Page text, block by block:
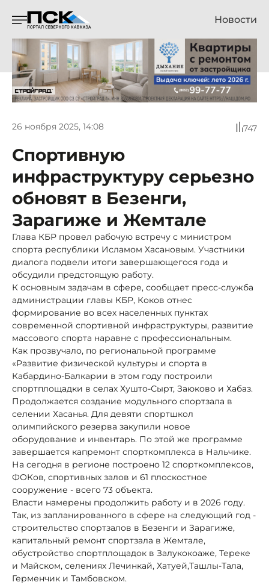
Новости
26 ноября 2025, 14:08 747
Спортивную
инфраструктуру серьезно
обновят в Безенги,
Зарагиже и Жемтале
Глава КБР провел рабочую встречу с министром
спорта республики Исламом Хасановым. Участники
диалога подвели итоги завершающегося года и
обсудили предстоящую работу.
К основным задачам в сфере, сообщает пресс-служба
администрации главы КБР, Коков отнес
формирование во всех населенных пунктах
современной спортивной инфраструктуры, развитие
массового спорта наравне с профессиональным.
Как прозвучало, по региональной программе
«Развитие физической культуры и спорта в
Кабардино-Балкарии в этом году построили
спортплощадки в селах Хушто-Сырт, Заюково и Хабаз.
Продолжается создание модульного спортзала в
селении Хасанья. Для девяти спортшкол
олимпийского резерва закупили новое
оборудование и инвентарь. По этой же программе
завершается капремонт спорткомплекса в Нальчике.
На сегодня в регионе построено 12 спорткомплексов,
ФОКов, спортивных залов и 61 плоскостное
сооружение - всего 73 объекта.
Власти намерены продолжить работу и в 2026 году.
Так, из запланированного в сфере на следующий год -
строительство спортзалов в Безенги и Зарагиже,
капитальный ремонт спортзала в Жемтале,
обустройство спортплощадок в Залукокоаже, Тереке
и Майском, селениях Лечинкай, Хатуей,Ташлы-Тала,
Герменчик и Тамбовском.